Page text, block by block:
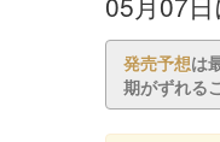
発売予想は
期がずれる